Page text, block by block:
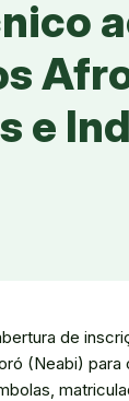
e
de
(Neabi) para